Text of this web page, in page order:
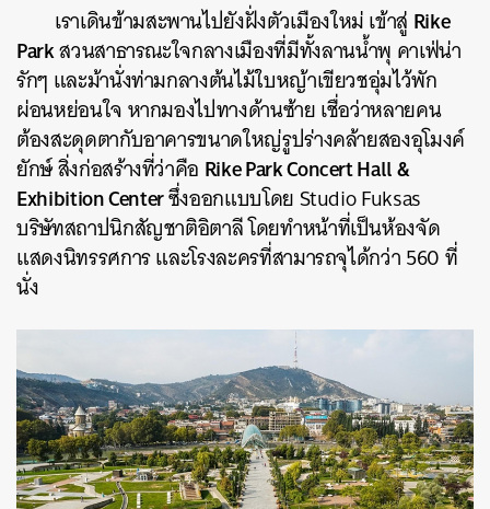
เราเดินข้ามสะพานไปยังฝั่งตัวเมืองใหม่ เข้าสู่ Rike
Parkสวนสาธารณะใจกลางเมืองที่มีทั้งลานน้ำพุ คาเฟ่น่า
รักๆ และม้านั่งท่ามกลางต้นไม้ใบหญ้าเขียวชอุ่มไว้พัก
ผ่อนหย่อนใจ หากมองไปทางด้านซ้าย เชื่อว่าหลายคน
ต้องสะดุดตากับอาคารขนาดใหญ่รูปร่างคล้ายสองอุโมงค์
ยักษ์ สิ่งก่อสร้างที่ว่าคือ Rike Park Concert Hall &
Exhibition Centerซึ่งออกแบบโดย Studio Fuksas
บริษัทสถาปนิกสัญชาติอิตาลี โดยทำหน้าที่เป็นห้องจัด
แสดงนิทรรศการ และโรงละครที่สามารถจุได้กว่า 560 ที่
นั่ง